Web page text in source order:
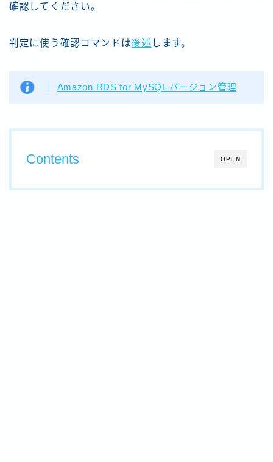
確認してください。
判定に使う確認コマンドは後述 します。
Amazon RDS for MySQL バージョン管理
OPEN
Contents